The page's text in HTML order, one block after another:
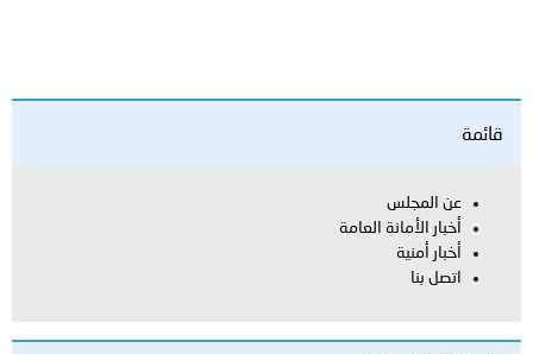
عن المجلس
أخبار الأمانة العامة
أخبار أمنية
اتصل بنا